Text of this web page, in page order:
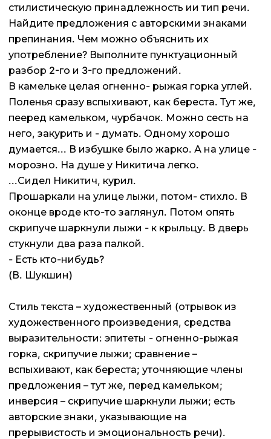
стилистическую принадлежность ии тип речи.
Найдите предложения с авторскими знаками
препинания. Чем можно объяснить их
употребление? Выполните пунктуационный
разбор 2-го и 3-го предложений.
В камельке целая огненно- рыжая горка углей.
Поленья сразу вспыхивают, как береста. Тут же,
пееред камельком, чурбачок. Можно сесть на
него, закурить и - думать. Одному хорошо
думается... В избушке было жарко. А на улице -
морозно. На душе у Никитича легко.
...Сидел Никитич, курил.
Прошаркали на улице лыжи, потом- стихло. В
оконце вроде кто-то заглянул. Потом опять
скрипуче шаркнули лыжи - к крыльцу. В дверь
стукнули два раза палкой.
- Есть кто-нибудь?
(В. Шукшин)
Стиль текста – художественный (отрывок из
художественного произведения, средства
выразительности: эпитеты - огненно-рыжая
горка, скрипучие лыжи; сравнение –
вспыхивают, как береста; уточняющие члены
предложения – тут же, перед камельком;
инверсия – скрипучие шаркнули лыжи; есть
авторские знаки, указывающие на
прерывистость и эмоциональность речи).